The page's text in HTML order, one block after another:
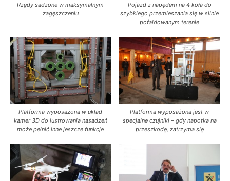
Rzędy sadzone w maksymalnym
zagęszczeniu
Pojazd z napędem na 4 koła do
szybkiego przemieszania się w silnie
pofałdowanym terenie
Platforma wyposażona w układ
kamer 3D do lustrowania nasadzeń
może pełnić inne jeszcze funkcje
Platforma wyposażona jest w
specjalne czujniki – gdy napotka na
przeszkodę, zatrzyma się